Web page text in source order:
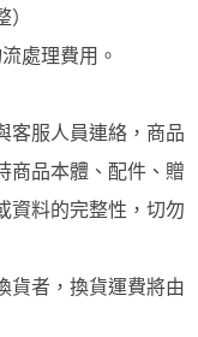
處理費用。
客服人員連絡，商品
商品本體、配件、贈
資料的完整性，切勿
貨者，換貨運費將由